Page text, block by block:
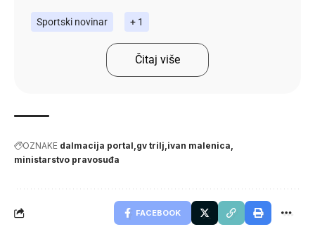
Sportski novinar + 1
Čitaj više
OZNAKE dalmacija portal gv trilj ivan malenica
ministarstvo pravosuđa
FACEBOOK